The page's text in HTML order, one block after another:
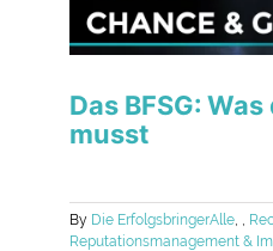
Das BFSG:
musst
By Die ErfolgsbringerAlle
Reputationsmanagement &